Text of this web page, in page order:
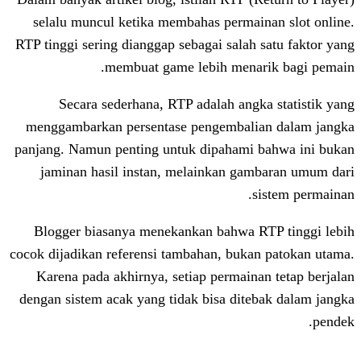
selalu muncul ketika membahas
RTP tinggi sering dianggap sebagai
membuat game lebih
Secara sederhana, RTP adalah
menggambarkan persentase
panjang. Namun penting untuk
jaminan hasil instan, melainkan
Blogger biasanya menekankan
cocok dijadikan referensi tambahan,
Karena pada akhirnya, setiap
dengan sistem acak yang tidak bisa